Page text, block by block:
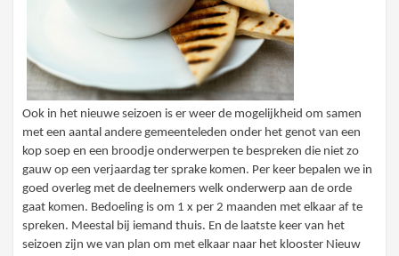
Ook in het nieuwe seizoen is er weer de mogelijkheid om samen
met een aantal andere gemeenteleden onder het genot van een
kop soep en een broodje onderwerpen te bespreken die niet zo
gauw op een verjaardag ter sprake komen. Per keer bepalen we in
goed overleg met de deelnemers welk onderwerp aan de orde
gaat komen. Bedoeling is om 1 x per 2 maanden met elkaar af te
spreken. Meestal bij iemand thuis. En de laatste keer van het
seizoen zijn we van plan om met elkaar naar het klooster Nieuw